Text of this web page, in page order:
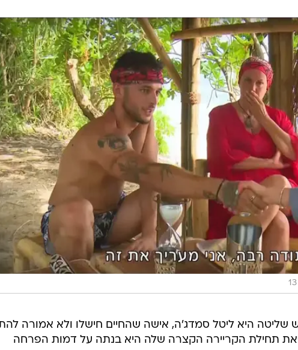
שליטה היא ליטל סמדג'ה, אישה שהחיים חישלו ולא אמורה
תחילת הקריירה הקצרה שלה היא בנתה על דמות הפרחה